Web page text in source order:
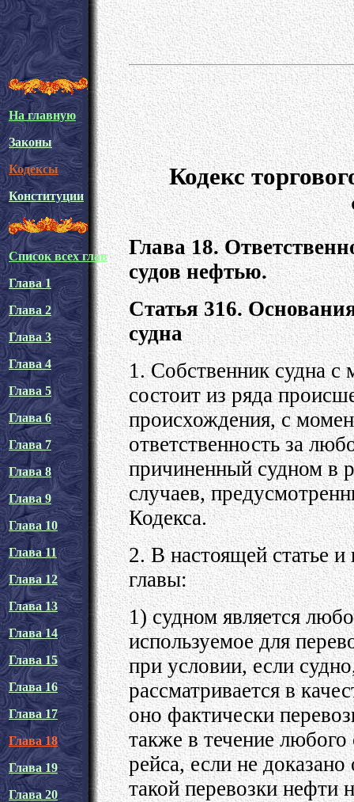
На главную
Законы
Кодексы
Конституции
Список всех глав
Глава 1
Глава 2
Глава 3
Глава 4
Глава 5
Глава 6
Глава 7
Глава 8
Глава 9
Глава 10
Глава 11
Глава 12
Глава 13
Глава 14
Глава 15
Глава 16
Глава 17
Глава 18
Глава 19
Глава 20
Кодекс
Глава 18.
судов нефтью.
Статья 316.
судна
1. Собственник судна с
состоит из ряда
происхождения, с
ответственность за
причиненный судном в
случаев,
Кодекса.
2. В настоящей статье
главы:
1) судном является
используемое для
при условии, если
рассматривается в
оно фактически
также в течение
рейса, если не доказано
такой перевозки нефти